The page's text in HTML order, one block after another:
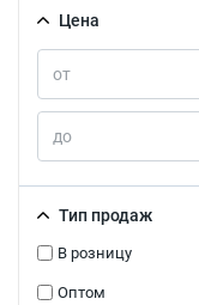
Цена
Тип продаж
В розницу
Оптом